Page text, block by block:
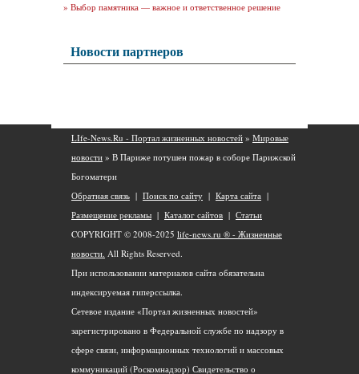
» Выбор памятника — важное и ответственное решение
Новости партнеров
LIfe-News.Ru - Портал жизненных новостей » Мировые
новости » В Париже потушен пожар в соборе Парижской
Богоматери
Обратная связь | Поиск по сайту | Карта сайта |
Размещение рекламы | Каталог сайтов | Статьи
COPYRIGHT © 2008-2025 life-news.ru ® - Жизненные
новости. All Rights Reserved.
При использовании материалов сайта обязательна
индексируемая гиперссылка.
Сетевое издание «Портал жизненных новостей»
зарегистрировано в Федеральной службе по надзору в
сфере связи, информационных технологий и массовых
коммуникаций (Роскомнадзор) Свидетельство о